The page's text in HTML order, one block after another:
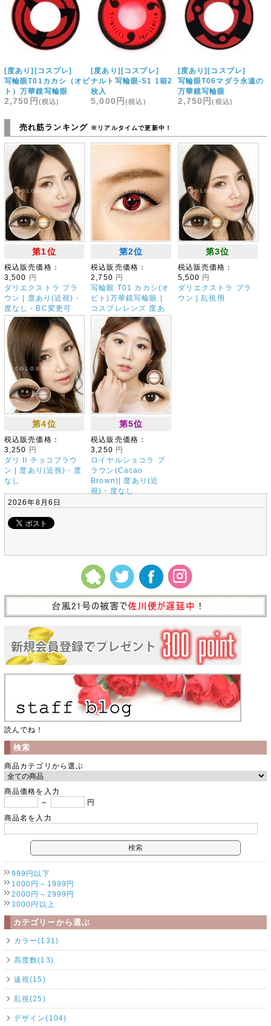
[度あり][コスプレ]
写輪眼T01カカシ（オビ
ト）万華鏡写輪眼
2,750円
[度あり][コスプレ]
ナルト写輪眼-S1 1箱2
枚入
5,000円
[度あり][コスプレ]
写輪眼T06マダラ永遠の
万華鏡写輪眼
2,750円
売れ筋ランキング ※リアルタイムで更新中！
第1位
税込販売価格：
3,500 円
ダリエクストラ ブラ
ウン | 度あり(近視)・
度なし・BC変更可
第2位
税込販売価格：
2,750 円
写輪眼 T01 カカシ(オ
ビト)万華鏡写輪眼 |
コスプレレンズ 度あ
り(近視)・度なし
第3位
税込販売価格：
5,500 円
ダリエクストラ ブラ
ウン | 乱視用
第4位
税込販売価格：
3,250 円
ダリ II チョコブラウ
ン | 度あり(近視)・度
なし
第5位
税込販売価格：
3,250 円
ロイヤルショコラ ブ
ラウン(Cacao
Brown)| 度あり(近
視)・度なし
2026年8月6日
読んでね！
検索
商品カテゴリから選ぶ
商品価格を入力
～
円
商品名を入力
999円以下
1000円～1999円
2000円～2999円
3000円以上
カテゴリーから選ぶ
カラー(131)
高度数(13)
遠視(15)
乱視(25)
デザイン(104)